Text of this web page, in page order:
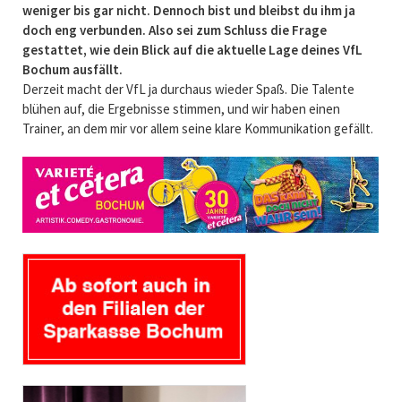
weniger bis gar nicht. Dennoch bist und bleibst du ihm ja
doch eng verbunden. Also sei zum Schluss die Frage
gestattet, wie dein Blick auf die aktuelle Lage deines VfL
Bochum ausfällt.
Derzeit macht der VfL ja durchaus wieder Spaß. Die Talente
blühen auf, die Ergebnisse stimmen, und wir haben einen
Trainer, an dem mir vor allem seine klare Kommunikation gefällt.